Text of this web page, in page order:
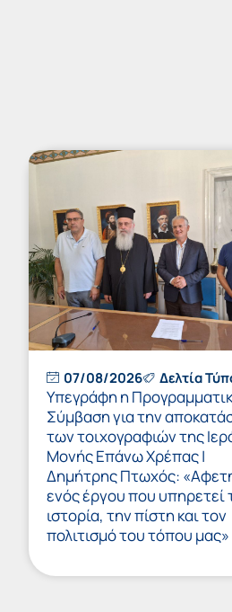
07/08/2026 Δελτία
Υπεγράφη η
Σύμβαση για την
των τοιχογραφιών της
Μονής Επάνω Χρέπας |
Δημήτρης Πτωχός:
ενός έργου που υπηρετεί
ιστορία, την πίστη και τον
πολιτισμό του τόπου μας»